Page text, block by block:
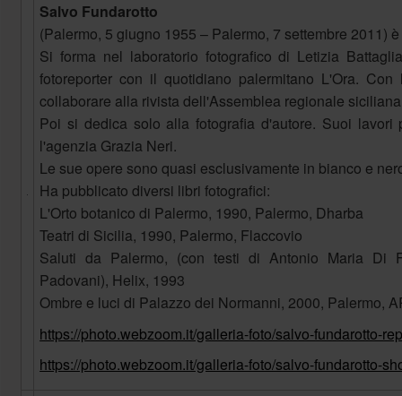
Salvo Fundarotto
(Palermo, 5 giugno 1955 – Palermo, 7 settembre 2011)
Si forma nel laboratorio fotografico di Letizia
fotoreporter con il quotidiano palermitano L'Ora.
collaborare alla rivista dell'Assemblea regionale
Poi si dedica solo alla fotografia d'autore. Suoi
l'agenzia Grazia Neri.
Le sue opere sono quasi esclusivamente in bianco e
Ha pubblicato diversi libri fotografici:
L'Orto botanico di Palermo, 1990, Palermo, Dharba
Teatri di Sicilia, 1990, Palermo, Flaccovio
Saluti da Palermo, (con testi di Antonio Maria Di
Padovani), Helix, 1993
Ombre e luci di Palazzo dei Normanni, 2000, Palermo,
https://photo.webzoom.it/galleria-foto/salvo-fundarotto-
https://photo.webzoom.it/galleria-foto/salvo-fundarotto-